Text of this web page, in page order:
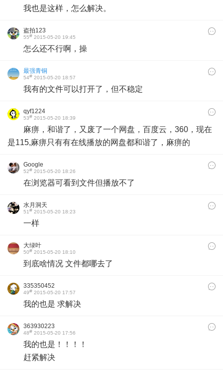
我也是这样，怎么解决。
盗拍123
55# 2015-05-20 19:45
怎么还不行啊，操
最强青铜
54# 2015-05-20 18:57
我有的文件可以打开了，但不稳定
qyf1224
53# 2015-05-20 18:39
麻痹，和谐了，又废了一个网盘，百度云，360，现在
是115,麻痹只有有在线播放的网盘都和谐了，麻痹的
Google
52# 2015-05-20 18:26
在浏览器可看到文件但播放不了
水月洞天
51# 2015-05-20 18:23
一样
大绿叶
50# 2015-05-20 18:10
到底啥情况 文件都哪去了
335350452
49# 2015-05-20 17:57
我的也是 求解决
363930223
48# 2015-05-20 17:56
我的也是！！！！
赶紧解决